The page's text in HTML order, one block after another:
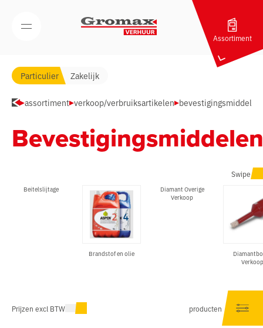
Open/Sluit mobiel menu
Assortiment
Particulier Zakelijk
assortiment verkoop/verbruiksartikelen bevestigingsmiddelen
Bevestigingsmiddelen
Swipe
Beitelslijtage
Brandstof en olie
Diamant Overige
Verkoop
Verkoop
producten
Prijzen excl BTW